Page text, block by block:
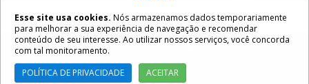
2026 ©Prefeitura Municipal de Perdões
reservados. Política de Privacidade
Esse site usa cookies. Nós armazenamos dados temporariamente
para melhorar a sua experiência de navegação e recomendar
conteúdo de seu interesse. Ao utilizar nossos serviços, você concorda
com tal monitoramento.
POLÍTICA DE PRIVACIDADE
ACEITAR